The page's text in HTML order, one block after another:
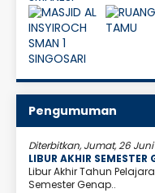
Pengumuman
Diterbitkan, Jumat, 26
LIBUR AKHIR
Libur Akhir Tahun
Semester Genap..